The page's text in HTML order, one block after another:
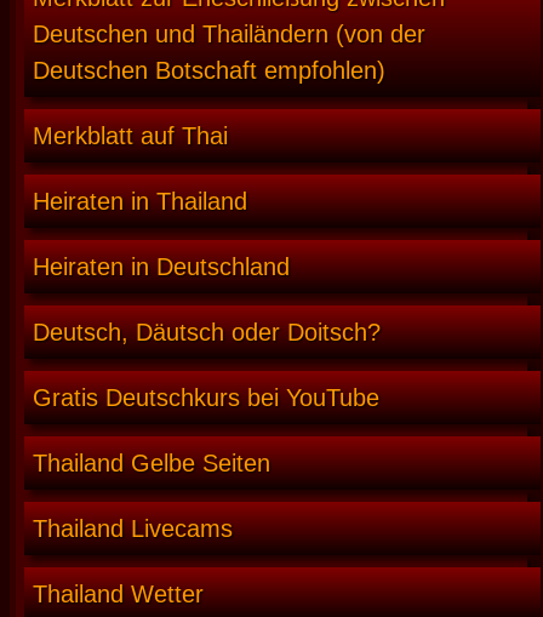
Deutschen und Thailändern (von der
Deutschen Botschaft empfohlen)
Merkblatt auf Thai
Heiraten in Thailand
Heiraten in Deutschland
Deutsch, Däutsch oder Doitsch?
Gratis Deutschkurs bei YouTube
Thailand Gelbe Seiten
Thailand Livecams
Thailand Wetter